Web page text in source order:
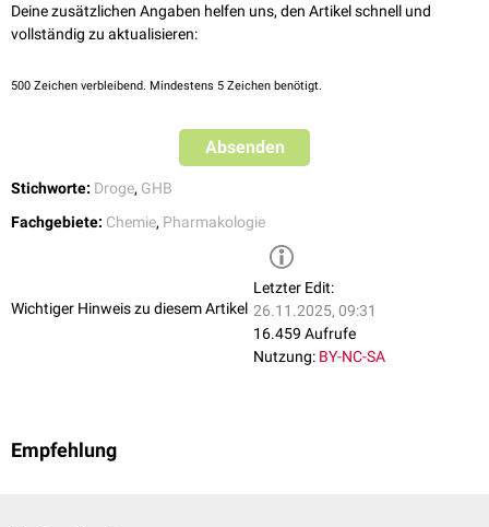
Deine zusätzlichen Angaben helfen uns, den Artikel schnell und
vollständig zu aktualisieren:
500 Zeichen verbleibend. Mindestens 5 Zeichen benötigt.
Absenden
Stichworte: Droge, GHB
Fachgebiete: Chemie, Pharmakologie
Wichtiger Hinweis zu diesem Artikel
Letzter Edit:
26.11.2025, 09:31
16.459 Aufrufe
Nutzung: BY-NC-SA
Empfehlung